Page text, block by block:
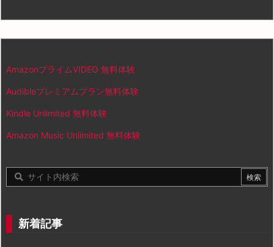
AmazonプライムVIDEO 無料体験
Audibleプレミアムプラン無料体験
Kindle Unlimited 無料体験
Amazon Music Unlimited 無料体験
新着記事